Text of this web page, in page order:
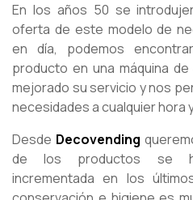
En los años 50 se
oferta de este modelo de
en día, podemos
producto en una máquina
mejorado su servicio y nos
necesidades a cualquier hora
Desde Decovending
de los productos se
incrementada en los